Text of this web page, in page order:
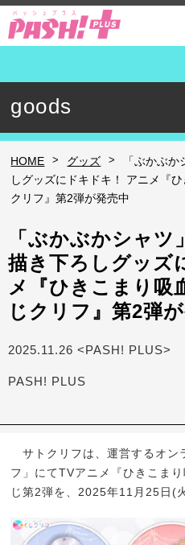
goods
HOME > グッズ >
「ぶかぶ
しグッズにドキドキ！ アニメ『
クリフ』第2弾が発売中
「ぶかぶかシャ
描き下ろしグッズ
メ『ひきこまり吸
じクリフ』第2弾
2025.11.26 <PASH! PLUS>
PASH! PLUS
サトクリフは、運営するオン
フ」にてTVアニメ『ひきこま
じ第2弾を、2025年11月25日(